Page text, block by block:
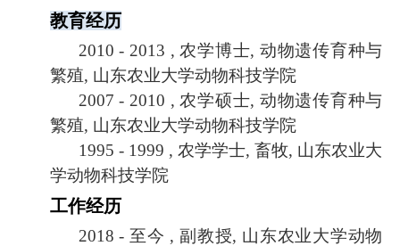
教育经历
2010 - 2013 ,农学博士, 动物遗传育种与
繁殖, 山东农业大学动物科技学院
2007 - 2010 ,农学硕士, 动物遗传育种与
繁殖, 山东农业大学动物科技学院
1995 - 1999 , 农学学士, 畜牧, 山东农业大
学动物科技学院
工作经历
2018 -至今 ,副教授, 山东农业大学动物